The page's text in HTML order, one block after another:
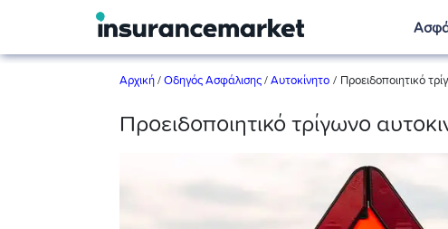
Αρχική / Οδηγός Ασφάλισης / Αυτοκίνητο / Προειδοποιητικό
Προειδοποιητικό τρίγωνο